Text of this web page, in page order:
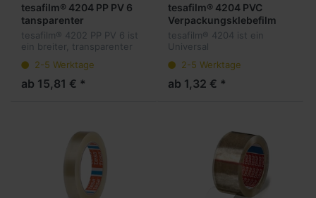
tesafilm® 4204 PP PV 6
tansparenter
Verpackungsklebefilm
tesafilm® 4202 PP PV 6 ist
ein breiter, transparenter
Verpackungsklebefilm aus
Acrylatdispersionsklebmasse
basierend auf einer PP-
2-5 Werktage
ab 15,81 € *
tesafilm® 4204 PVC
Verpackungsklebefilm
tesafilm® 4204 ist ein
Universal
basierend auf einer PVC-
Folie und einer
Naturkautschukklebmasse.
2-5 Werktage
ab 1,32 € *